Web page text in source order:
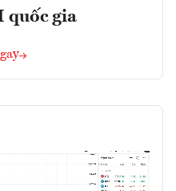
quốc gia